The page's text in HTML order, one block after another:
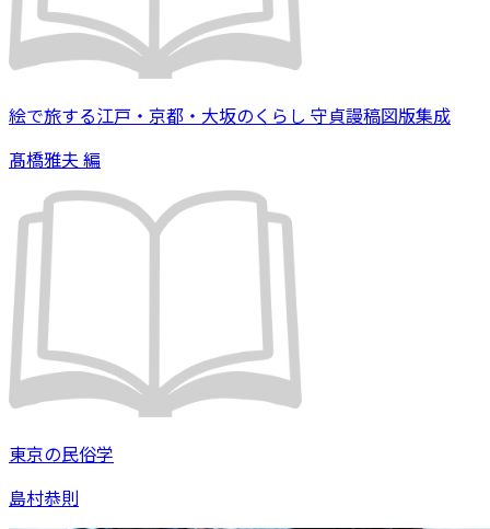
絵で旅する江戸・京都・大坂のくらし 守貞謾稿図版集成
髙橋雅夫 編
東京の民俗学
島村恭則